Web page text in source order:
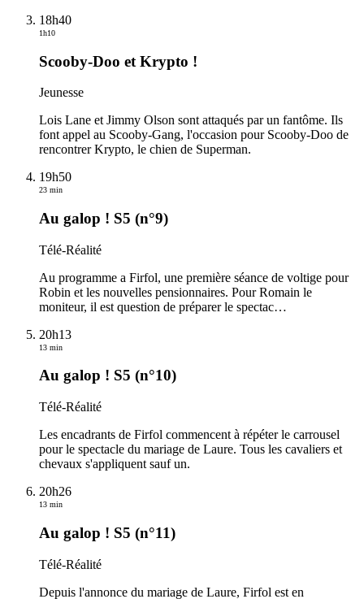
18h40
1h10
Scooby-Doo et Krypto !
Jeunesse
Lois Lane et Jimmy Olson sont attaqués par un fantôme. Ils
font appel au Scooby-Gang, l'occasion pour Scooby-Doo de
rencontrer Krypto, le chien de Superman.
19h50
23 min
Au galop ! S5 (n°9)
Télé-Réalité
Au programme a Firfol, une première séance de voltige pour
Robin et les nouvelles pensionnaires. Pour Romain le
moniteur, il est question de préparer le spectac…
20h13
13 min
Au galop ! S5 (n°10)
Télé-Réalité
Les encadrants de Firfol commencent à répéter le carrousel
pour le spectacle du mariage de Laure. Tous les cavaliers et
chevaux s'appliquent sauf un.
20h26
13 min
Au galop ! S5 (n°11)
Télé-Réalité
Depuis l'annonce du mariage de Laure, Firfol est en